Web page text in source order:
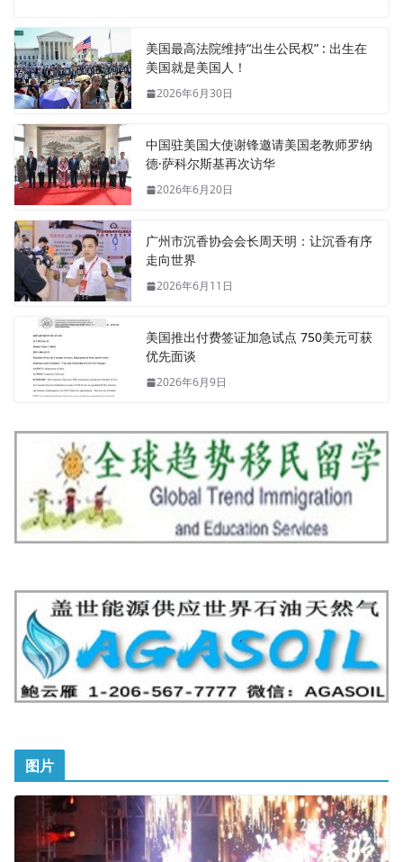
美国最高法院维持“出生公民权” : 出生在
美国就是美国人！
2026年6月30日
中国驻美国大使谢锋邀请美国老教师罗纳
德·萨科尔斯基再次访华
2026年6月20日
广州市沉香协会会长周天明：让沉香有序
走向世界
2026年6月11日
美国推出付费签证加急试点 750美元可获
优先面谈
2026年6月9日
图片